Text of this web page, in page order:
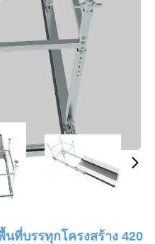
ที่บรรทุกโครงสร้าง 420